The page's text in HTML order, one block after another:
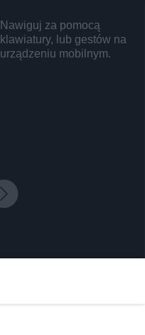
Nawiguj za pomocą
klawiatury, lub gestów na
urządzeniu mobilnym.